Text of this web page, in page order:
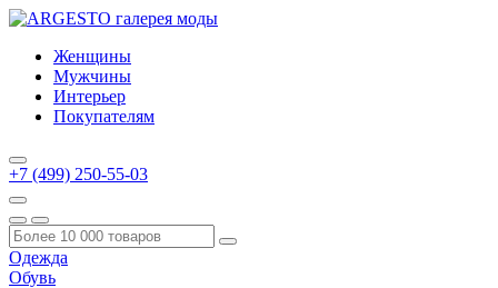
Женщины
Мужчины
Интерьер
Покупателям
+7 (499) 250-55-03
Одежда
Обувь